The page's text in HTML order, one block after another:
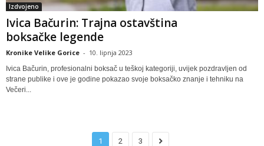
Izdvojeno
Ivica Bačurin: Trajna ostavština
boksačke legende
Kronike Velike Gorice - 10. lipnja 2023
Ivica Bačurin, profesionalni boksač u teškoj kategoriji, uvijek pozdravljen od
strane publike i ove je godine pokazao svoje boksačko znanje i tehniku na
Večeri...
1 2 3